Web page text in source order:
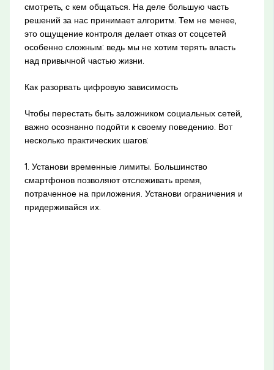
смотреть, с кем общаться. На деле большую часть
решений за нас принимает алгоритм. Тем не менее,
это ощущение контроля делает отказ от соцсетей
особенно сложным: ведь мы не хотим терять власть
над привычной частью жизни.
Как разорвать цифровую зависимость
Чтобы перестать быть заложником социальных сетей,
важно осознанно подойти к своему поведению. Вот
несколько практических шагов:
1. Установи временные лимиты. Большинство
смартфонов позволяют отслеживать время,
потраченное на приложения. Установи ограничения и
придерживайся их.